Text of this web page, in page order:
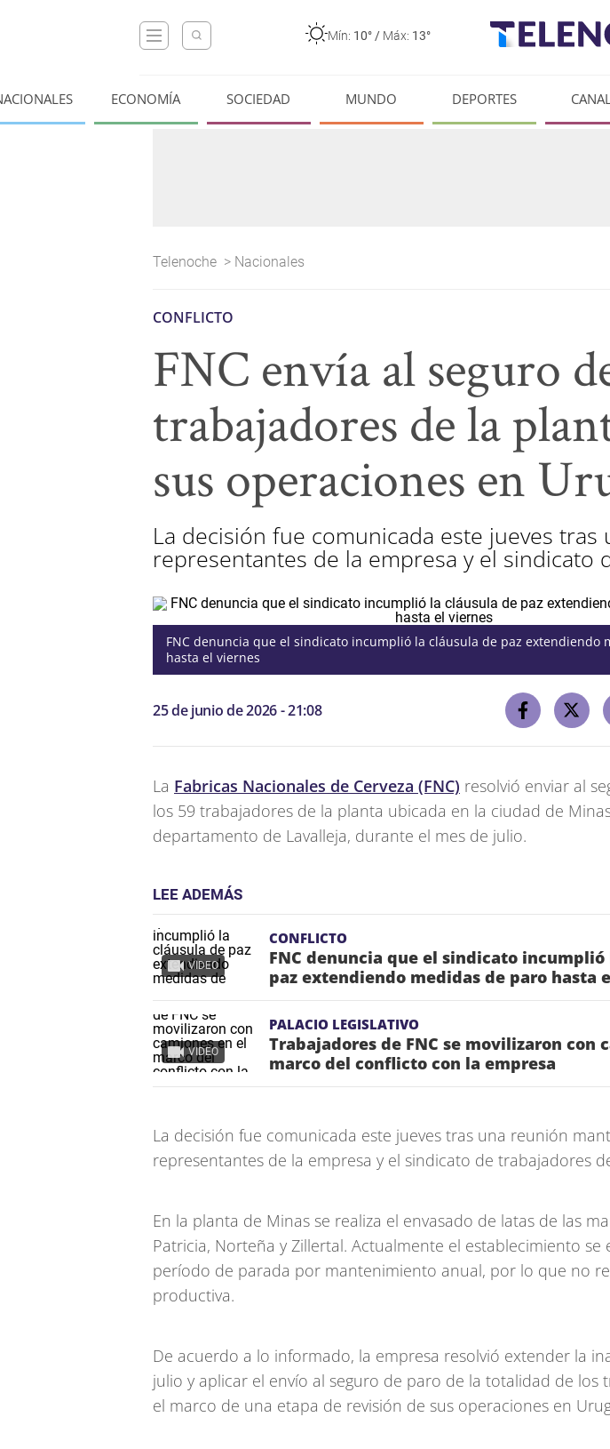
Mín: 10° / Máx: 13°
ECONOMÍA SOCIEDAD MUNDO DEPORTES
Telenoche > Nacionales
CONFLICTO
FNC envía al seguro
trabajadores de la
sus operaciones en
La decisión fue comunicada este jueves
representantes de la empresa y el sindicato
FNC denuncia que el sindicato incumplió la cláusula de paz extendiendo
hasta el viernes
25 de junio de 2026 - 21:08
La Fabricas Nacionales de Cerveza (FNC) resolvió enviar al
los 59 trabajadores de la planta ubicada en la ciudad de
departamento de Lavalleja, durante el mes de julio.
LEE ADEMÁS
VIDEO
CONFLICTO
FNC denuncia que el sindicato
paz extendiendo medidas de paro hasta
VIDEO
PALACIO LEGISLATIVO
Trabajadores de FNC se movilizaron con
marco del conflicto con la empresa
La decisión fue comunicada este jueves tras una reunión
representantes de la empresa y el sindicato de trabajadores
En la planta de Minas se realiza el envasado de latas de las
Patricia, Norteña y Zillertal. Actualmente el establecimiento se
período de parada por mantenimiento anual, por lo que no
productiva.
De acuerdo a lo informado, la empresa resolvió extender la
julio y aplicar el envío al seguro de paro de la totalidad de los
el marco de una etapa de revisión de sus operaciones en